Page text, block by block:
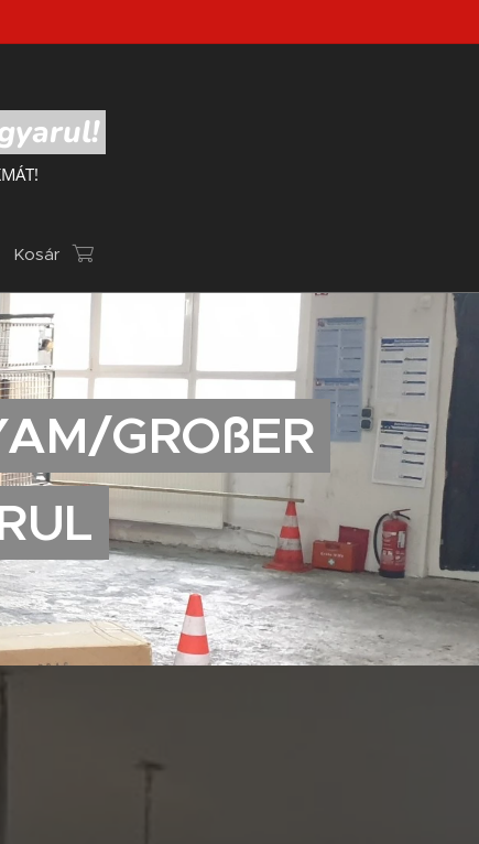
Kosár
GROßER